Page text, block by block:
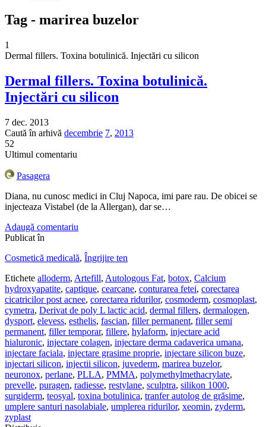
Tag - marirea buzelor
1
Dermal fillers. Toxina botulinică. Injectări cu silicon
Dermal fillers. Toxina botulinică.
Injectări cu silicon
7 dec. 2013
Caută în arhivă decembrie 7, 2013
52
Ultimul comentariu
Pasagera
Diana, nu cunosc medici in Cluj Napoca, imi pare rau. De obicei se
injecteaza Vistabel (de la Allergan), dar se…
Adaugă comentariu
Publicat în
Cosmetică medicală, Îngrijire ten
Etichete alloderm, Artefill, Autologous Fat, botox, Calcium
hydroxyapatite, captique, cearcane, conturarea fetei, corectarea
cicatricilor post acnee, corectarea ridurilor, cosmoderm, cosmoplast,
cymetra, Derivat de poly L lactic acid, dermal fillers, dermalogen,
dysport, elevess, esthelis, fascian, filler permanent, filler semi
permanent, filler temporar, fillere, hylaform, injectare acid
hialuronic, injectare colagen, injectare derma cadaverica umana,
injectare faciala, injectare grasime proprie, injectare silicon buze,
injectari silicon, injectii silicon, juvederm, marirea buzelor,
neuronox, perlane, PLLA, PMMA, polymethylmethacrylate,
prevelle, puragen, radiesse, restylane, sculptra, silikon 1000,
surgiderm, teosyal, toxina botulinica, tranfer autolog de grăsime,
umplere santuri nasolabiale, umplerea ridurilor, xeomin, zyderm,
zyplast